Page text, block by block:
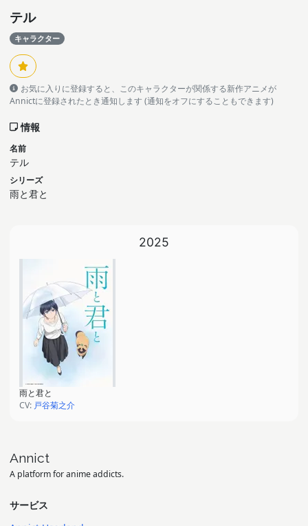
テル
キャラクター
お気に入りに登録すると、このキャラクターが関係する新作アニメが
Annictに登録されたとき通知します (通知をオフにすることもできます)
情報
名前
テル
シリーズ
雨と君と
2025
雨と君と
CV: 戸谷菊之介
Annict
A platform for anime addicts.
サービス